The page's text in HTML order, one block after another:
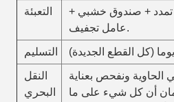
التعبئة
تمدد + صندوق خشبي +
عامل تجفيف.
التسليم
النقل
البحري
الحاوية ونفحص بعناية
أن كل شيء على ما